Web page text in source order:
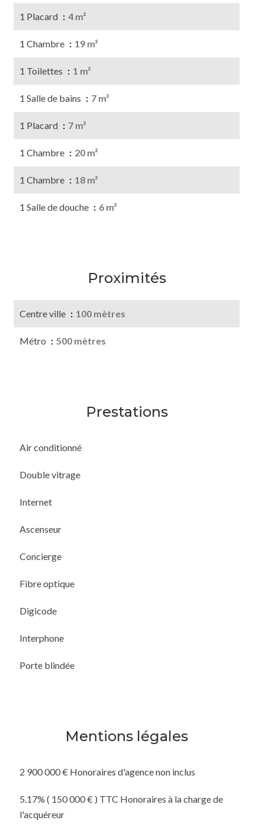
1 Placard 4 m²
1 Chambre 19 m²
1 Toilettes 1 m²
1 Salle de bains 7 m²
1 Placard 7 m²
1 Chambre 20 m²
1 Chambre 18 m²
1 Salle de douche 6 m²
Proximités
Centre ville 100 mètres
Métro 500 mètres
Prestations
Air conditionné
Double vitrage
Internet
Ascenseur
Concierge
Fibre optique
Digicode
Interphone
Porte blindée
Mentions légales
2 900 000 € Honoraires d'agence non inclus
5.17% ( 150 000 € ) TTC Honoraires à la charge de
l'acquéreur